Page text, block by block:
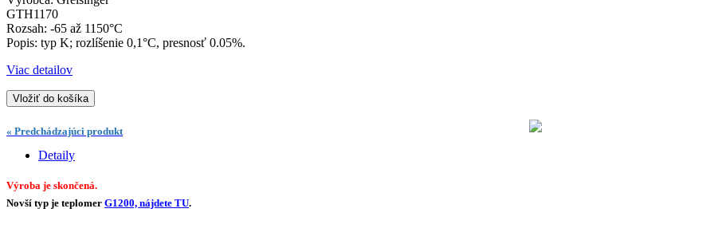
GTH1170
Rozsah: -65 až 1150°C
Popis: typ K; rozlíšenie 0,1°C, presnosť 0.05%.
Viac detailov
Vložiť do košíka
« Predchádzajúci produkt
Detaily
Výroba je skončená.
Novší typ je teplomer G1200, nájdete TU.